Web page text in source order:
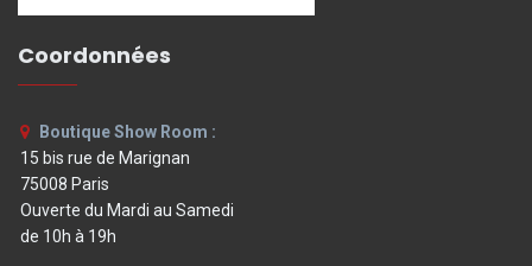
Coordonnées
Boutique Show Room :
15 bis rue de Marignan
75008 Paris
Ouverte du Mardi au Samedi
de 10h à 19h